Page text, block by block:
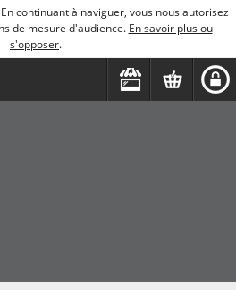
continuant à naviguer, vous nous autorisez
de mesure d'audience. En savoir plus ou
s'opposer.